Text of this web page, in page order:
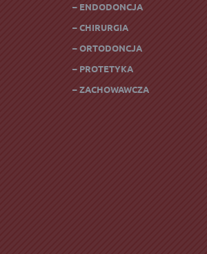
– ENDODONCJA
– CHIRURGIA
– ORTODONCJA
– PROTETYKA
– ZACHOWAWCZA